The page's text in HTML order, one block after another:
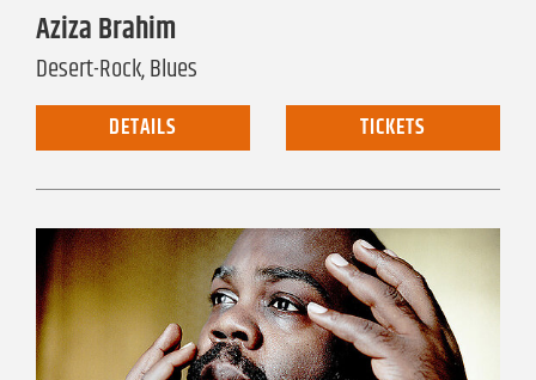
Aziza Brahim
Desert-Rock, Blues
DETAILS TICKETS